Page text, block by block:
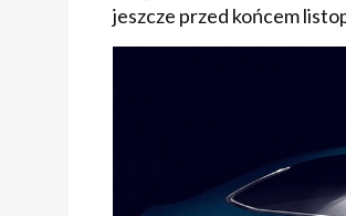
jeszcze przed końcem